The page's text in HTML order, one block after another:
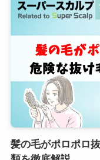
髪の毛がポロポロ